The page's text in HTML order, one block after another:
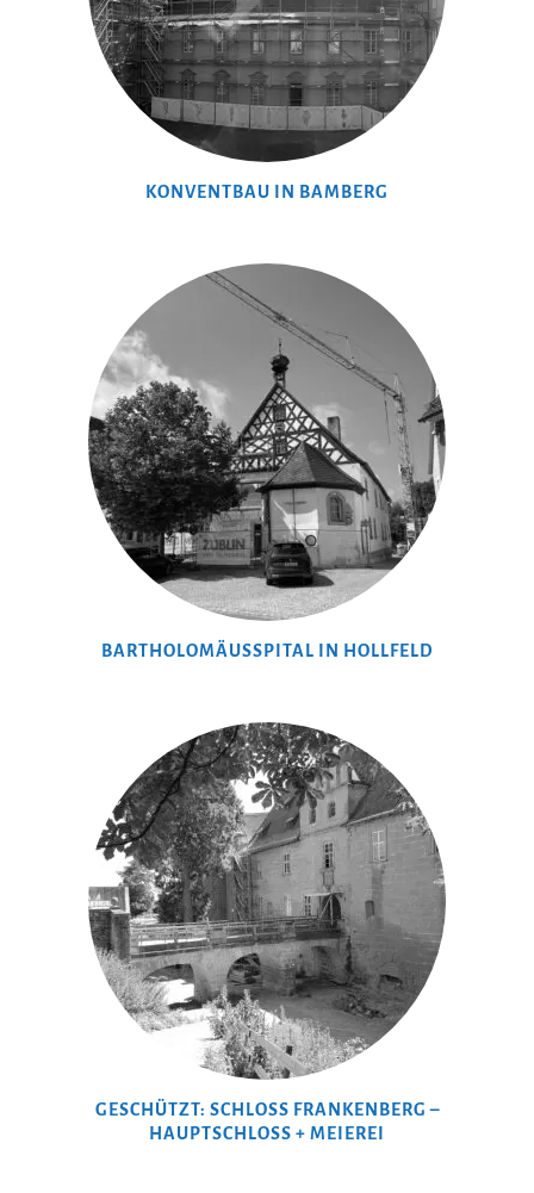
KONVENTBAU IN BAMBERG
BARTHOLOMÄUSSPITAL IN HOLLFELD
GESCHÜTZT: SCHLOSS FRANKENBERG –
HAUPTSCHLOSS + MEIEREI